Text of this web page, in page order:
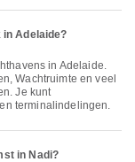
Adelaide?
in Adelaide.
Wachtruimte en veel
Je kunt
terminalindelingen.
in Nadi?